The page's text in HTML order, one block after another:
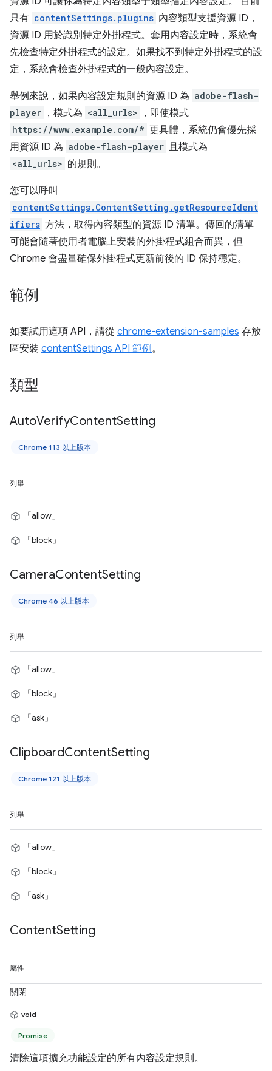
只有 contentSettings.plugins 內容類型支援資源 ID，
資源 ID 用於識別特定外掛程式。套用內容設定時，系統會
先檢查特定外掛程式的設定。如果找不到特定外掛程式的設
定，系統會檢查外掛程式的一般內容設定。
舉例來說，如果內容設定規則的資源 ID 為 adobe-flash-
player ，模式為 <all_urls> ，即使模式
https://www.example.com/* 更具體，系統仍會優先採
用資源 ID 為 adobe-flash-player 且模式為
<all_urls> 的規則。
您可以呼叫
contentSettings.ContentSetting.getResourceIdent
ifiers 方法，取得內容類型的資源 ID 清單。傳回的清單
可能會隨著使用者電腦上安裝的外掛程式組合而異，但
Chrome 會盡量確保外掛程式更新前後的 ID 保持穩定。
範例
如要試用這項 API，請從 chrome-extension-samples 存放
區安裝 contentSettings API 範例。
類型
AutoVerifyContentSetting
Chrome 113 以上版本
列舉
「allow」
「block」
CameraContentSetting
Chrome 46 以上版本
列舉
「allow」
「block」
「ask」
ClipboardContentSetting
Chrome 121 以上版本
列舉
「allow」
「block」
「ask」
ContentSetting
屬性
關閉
void
Promise
清除這項擴充功能設定的所有內容設定規則。